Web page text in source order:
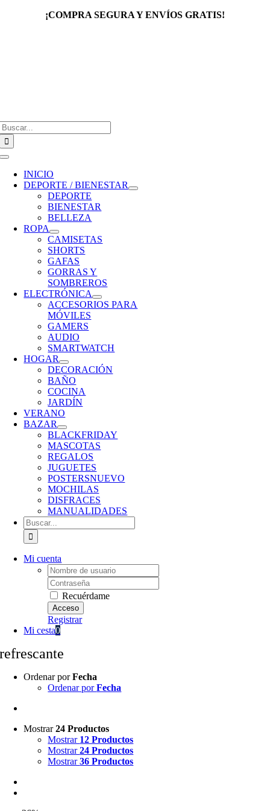
¡COMPRA SEGURA Y ENVÍOS GRATIS!
Toggle
Navigation
INICIO
DEPORTE / BIENESTAR
DEPORTE
BIENESTAR
BELLEZA
ROPA
CAMISETAS
SHORTS
GAFAS
GORRAS Y
SOMBREROS
ELECTRÓNICA
ACCESORIOS PARA
MÓVILES
GAMERS
AUDIO
SMARTWATCH
HOGAR
DECORACIÓN
BAÑO
COCINA
JARDÍN
VERANO
BAZAR
BLACKFRIDAY
MASCOTAS
REGALOS
JUGUETES
POSTERSNUEVO
MOCHILAS
DISFRACES
MANUALIDADES
Buscar:
Mi cuenta
Username:
Password:
Recuérdame
Registrar
Mi cesta0
refrescante
Ordenar porFecha
Ordenar porFecha
Mostrar24 Productos
Mostrar 12 Productos
Mostrar24 Productos
Mostrar36 Productos